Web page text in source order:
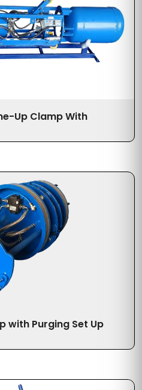
Up Clamp With
with Purging Set Up